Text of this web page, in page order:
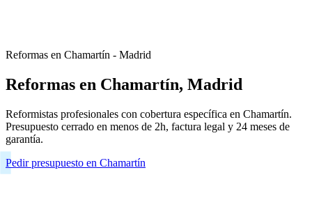
Reformas en Chamartín - Madrid
Reformas en Chamartín, Madrid
Reformistas profesionales con cobertura específica en Chamartín.
Presupuesto cerrado en menos de 2h, factura legal y 24 meses de
garantía.
Pedir presupuesto en Chamartín